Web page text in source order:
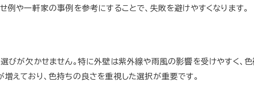
塗装色合いで外壁をおしゃれに変える
装の人気色組み合わせ実践例
れな外壁塗装色合いの選定ポイント
や一軒家の事例を参考にすることで、失敗を避けやすくなります。
びが欠かせません。特に外壁は紫外線や雨風の影響を受けやすく、
えており、色持ちの良さを重視した選択が重要です。